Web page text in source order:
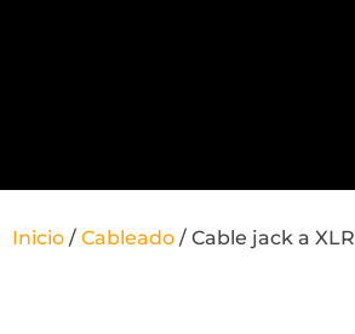
Inicio / Cableado / Cable jack a XLR